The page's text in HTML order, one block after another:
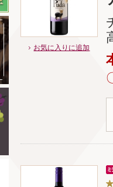
お気に入りに追加